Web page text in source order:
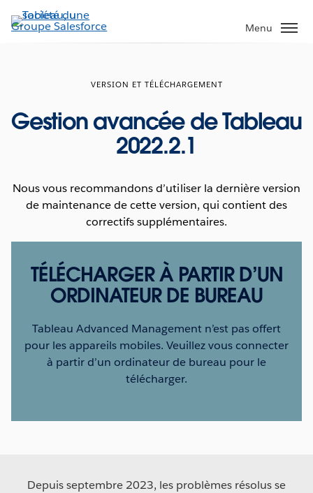
Aller
au
Menu
VERSION ET TÉLÉCHARGEMENT
Gestion avancée de Tableau
2022.2.1
Nous vous recommandons d’utiliser la dernière version
de maintenance de cette version, qui contient des
correctifs supplémentaires.
TÉLÉCHARGER À PARTIR D’UN
ORDINATEUR DE BUREAU
Tableau Advanced Management n’est pas offert
pour les appareils mobiles. Veuillez vous connecter
à partir d’un ordinateur de bureau pour le
télécharger.
Depuis septembre 2023, les problèmes résolus se